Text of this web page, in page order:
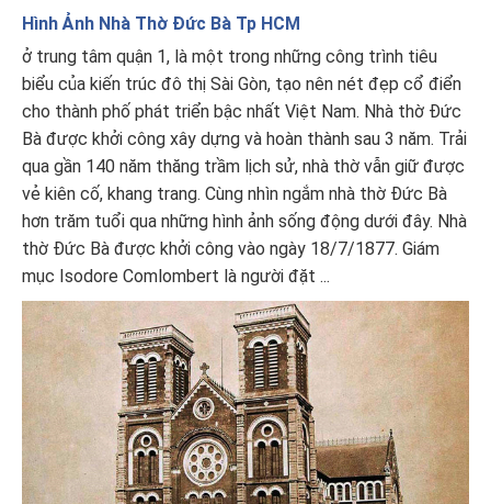
Hình Ảnh Nhà Thờ Đức Bà Tp HCM
ở trung tâm quận 1, là một trong những công trình tiêu
biểu của kiến trúc đô thị Sài Gòn, tạo nên nét đẹp cổ điển
cho thành phố phát triển bậc nhất Việt Nam. Nhà thờ Đức
Bà được khởi công xây dựng và hoàn thành sau 3 năm. Trải
qua gần 140 năm thăng trầm lịch sử, nhà thờ vẫn giữ được
vẻ kiên cố, khang trang. Cùng nhìn ngắm nhà thờ Đức Bà
hơn trăm tuổi qua những hình ảnh sống động dưới đây. Nhà
thờ Đức Bà được khởi công vào ngày 18/7/1877. Giám
mục Isodore Comlombert là người đặt ...